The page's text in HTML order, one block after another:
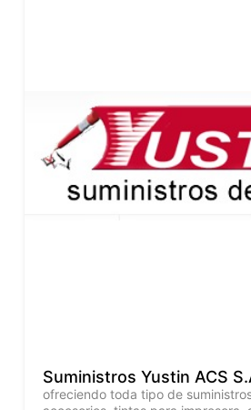
Suministros Yustin ACS
ofreciendo toda tipo de